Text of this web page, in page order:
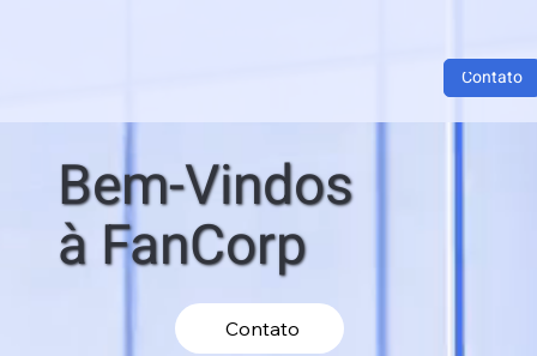
Contato
Bem-Vindos
​à FanCorp
Contato